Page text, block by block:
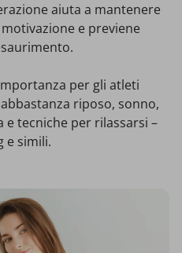
aiuta a mantenere
e previene
per gli atleti
riposo, sonno,
tecniche per rilassarsi –
e simili.